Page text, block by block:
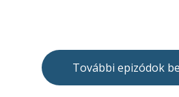
További epizódok